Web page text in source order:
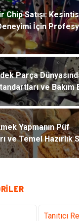
Chip Satışı:
İçin
Parça
ve Bakım
Yapmanın Püf
ve Temel Hazırlık
Tanıtıcı